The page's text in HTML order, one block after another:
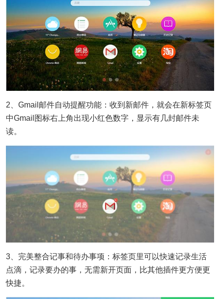
2、Gmail邮件自动提醒功能：收到新邮件，就会在新标签页
中Gmail图标右上角出现小红色数字，显示有几封邮件未
读。
3、完美整合记事和待办事项：标签页里可以快速记录生活
点滴，记录要办的事，无需新开页面，比其他插件更方便更
快捷。